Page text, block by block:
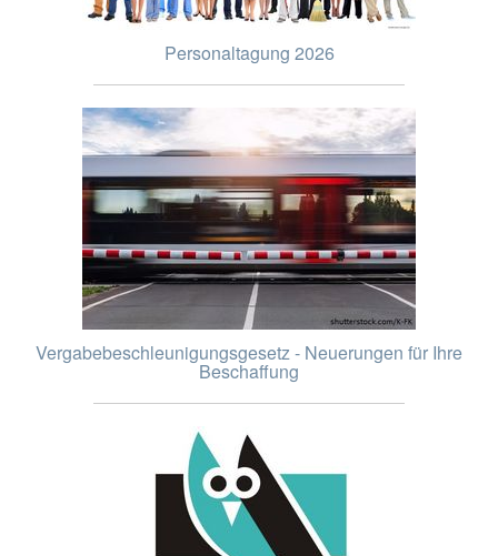
Personaltagung 2026
Vergabebeschleunigungsgesetz - Neuerungen für Ihre
Beschaffung